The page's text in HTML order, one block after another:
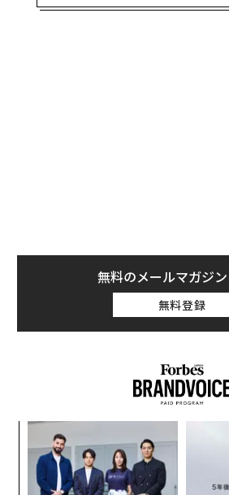
も人口における65歳以上の高齢者
口減少と少子高齢化が進んでいる自
ところが企業版ふるさと納税の寄附
万円と約18倍も増え、今年はさら
です。この大きな変化の秘密を知る
お話を伺いたいと思います。
いきなりなのですが、町長、いま45
ですね。
無料のメールマガジ
無料登録